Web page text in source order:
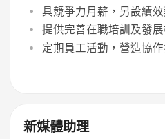
具競爭力月薪，另設績
提供完善在職培訓及發
定期員工活動，營造協
新媒體助理